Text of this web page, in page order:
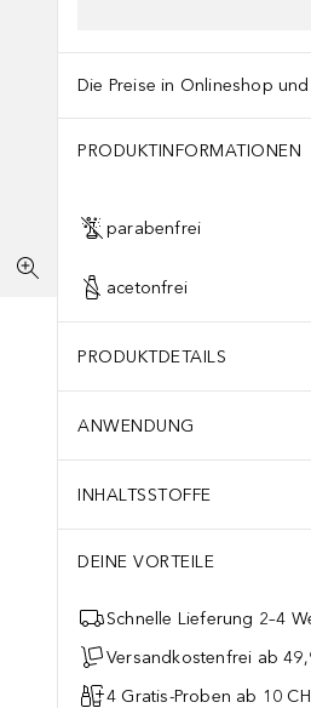
Die Preise in Onlineshop
PRODUKTINFORMATIONEN
parabenfrei
acetonfrei
PRODUKTDETAILS
ANWENDUNG
INHALTSSTOFFE
DEINE VORTEILE
Schnelle Lieferung 2–4
Versandkostenfrei ab
4 Gratis-Proben ab 10